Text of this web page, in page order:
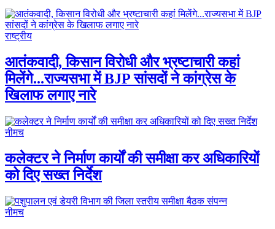
राष्ट्रीय
आतंकवादी, किसान विरोधी और भ्रष्टाचारी कहां
मिलेंगे...राज्यसभा में BJP सांसदों ने कांग्रेस के
खिलाफ लगाए नारे
नीमच
कलेक्टर ने निर्माण कार्यों की समीक्षा कर अधिकारियों
को दिए सख्त निर्देश
नीमच